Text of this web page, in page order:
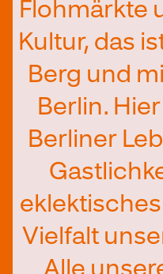
Flohmärkte
Kultur, das
Berg und
Berlin.
Berliner
Vielfalt